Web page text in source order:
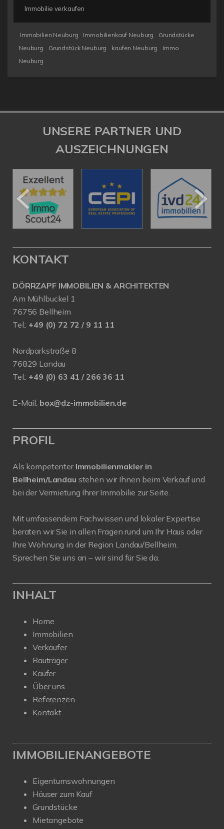
Immobilie verkaufen
Immobilien Neuburg Immobilienkauf Neuburg
Grundstücke
Neuburg
Grundstück Neuburg kaufen Neuburg
Immo
Neuburg
UNSERE PARTNER UND
AUSZEICHNUNGEN
KONTAKT
DÖRRZAPF IMMOBILIEN & ARCHITEKTEN
Am Mühlbuckel 1
76756 Bellheim
Tel.: +49 (0) 72 72 / 9 11 11
Nordparkstraße 8
76829 Landau
Tel.: +49 (0) 63 41 / 266 36 11
E-Mail: box@dz-immobilien.de
PROFIL
Als kompetenter Immobilienmakler in
Bellheim/Landau stehen wir Ihnen beim Verkauf und
bei der Vermietung Ihrer Immobilie zur Seite.
Mit umfassendem Fachwissen und lokaler Expertise
beraten wir Sie in allen Fragen rund um Ihr Haus oder
Ihre Wohnung in der Region Landau/Bellheim.
Sprechen Sie uns an – wir sind für Sie da.
INHALT
Home
Immobilien
Verkäufer
Bauträger
Käufer
Über uns
Referenzen
Kontakt
IMMOBILIENANGEBOTE
Eigentumswohnungen
Häuser zum Kauf
Grundstücke
Mietangebote